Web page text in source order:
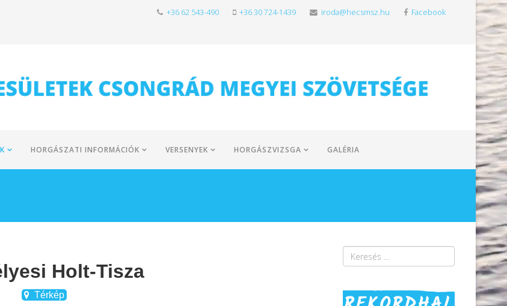
+36 62 543-490 +36 30 724-1439 iroda@hecsmsz.hu Facebook
HORGÁSZATI INFORMÁCIÓK VERSENYEK HORGÁSZVIZSGA GALÉRIA
Holt-Tisza
Térkép